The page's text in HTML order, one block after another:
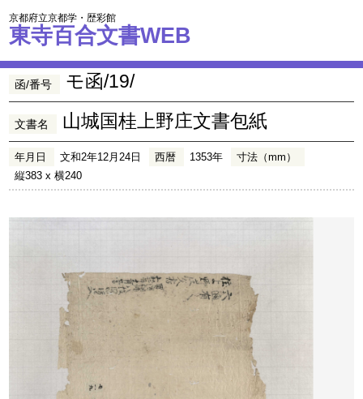
京都府立京都学・歴彩館
東寺百合文書WEB
函/番号 モ函/19/
文書名 山城国桂上野庄文書包紙
年月日 文和2年12月24日 西暦 1353年
寸法（mm）
縦383 x 横240